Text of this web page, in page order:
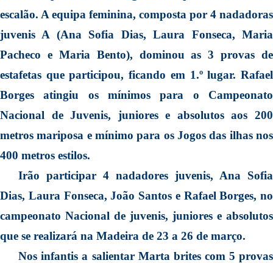
escalão. A equipa feminina, composta por 4 nadadoras
juvenis A (Ana Sofia Dias, Laura Fonseca, Maria
Pacheco e Maria Bento), dominou as 3 provas de
estafetas que participou, ficando em 1.º lugar. Rafael
Borges atingiu os mínimos para o Campeonato
Nacional de Juvenis, juniores e absolutos aos 200
metros mariposa e mínimo para os Jogos das ilhas nos
400 metros estilos.
Irão participar 4 nadadores juvenis, Ana Sofia
Dias, Laura Fonseca, João Santos e Rafael Borges, no
campeonato Nacional de juvenis, juniores e absolutos
que se realizará na Madeira de 23 a 26 de março.
Nos infantis a salientar Marta brites com 5 provas